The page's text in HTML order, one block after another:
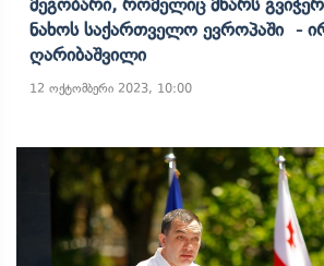
Მეგობარი, Რომელიც Მხარს
Ნახოს Საქართველო Ევროპაში -
Ღარიბაშვილი
12 ოქტომბერი 2023, 10:00